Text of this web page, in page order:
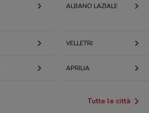
ALBANO LAZIALE
VELLETRI
APRILIA
Tutte le città